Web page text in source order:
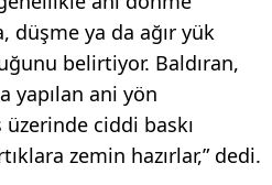
düşme ya da ağır yük
belirtiyor. Baldıran,
yapılan ani yön
ciddi baskı
zemin hazırlar,” dedi.